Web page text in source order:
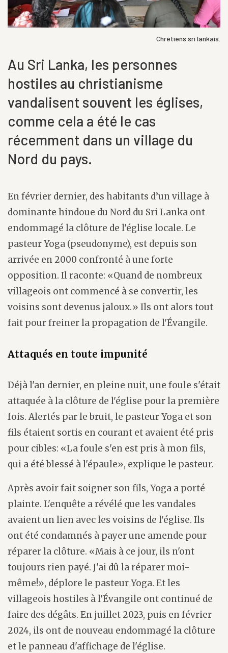
Chrétiens sri lankais.
Au Sri Lanka, les personnes
hostiles au christianisme
vandalisent souvent les églises,
comme cela a été le cas
récemment dans un village du
Nord du pays.
En février dernier, des habitants d’un village à
dominante hindoue du Nord du Sri Lanka ont
endommagé la clôture de l'église locale. Le
pasteur Yoga (pseudonyme), est depuis son
arrivée en 2000 confronté à une forte
opposition. Il raconte: «Quand de nombreux
villageois ont commencé à se convertir, les
voisins sont devenus jaloux.» Ils ont alors tout
fait pour freiner la propagation de l'Évangile.
Attaqués en toute impunité
Déjà l'an dernier, en pleine nuit, une foule s'était
attaquée à la clôture de l'église pour la première
fois. Alertés par le bruit, le pasteur Yoga et son
fils étaient sortis en courant et avaient été pris
pour cibles: «La foule s'en est pris à mon fils,
qui a été blessé à l'épaule», explique le pasteur.
Après avoir fait soigner son fils, Yoga a porté
plainte. L'enquête a révélé que les vandales
avaient un lien avec les voisins de l'église. Ils
ont été condamnés à payer une amende pour
réparer la clôture. «Mais à ce jour, ils n'ont
toujours rien payé. J'ai dû la réparer moi-
même!», déplore le pasteur Yoga. Et les
villageois hostiles à l’Évangile ont continué de
faire des dégâts. En juillet 2023, puis en février
2024, ils ont de nouveau endommagé la clôture
et le panneau d'affichage de l'église.